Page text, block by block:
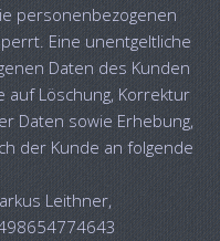
personenbezogenen
Eine unentgeltliche
Daten des Kunden
auf Löschung, Korrektur
Daten sowie Erhebung,
der Kunde an folgende
Leithner,